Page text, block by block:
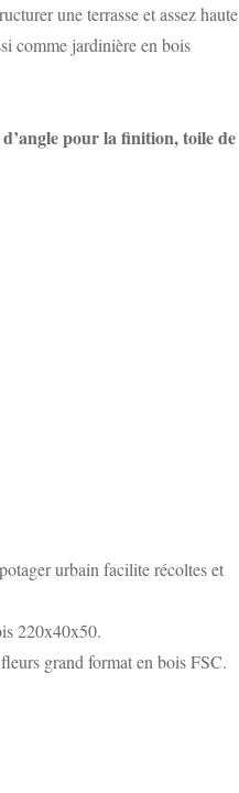
une terrasse et assez haute
comme jardinière en bois
pour la finition, toile de
urbain facilite récoltes et
220x40x50.
grand format en bois FSC.